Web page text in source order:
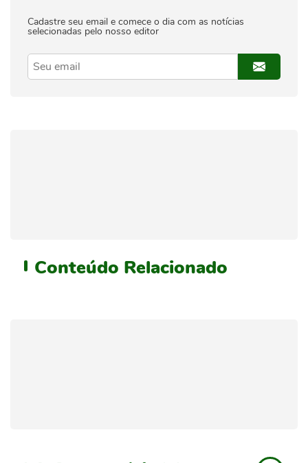
Cadastre seu email e comece o dia com as notícias
selecionadas pelo nosso editor
Conteúdo Relacionado